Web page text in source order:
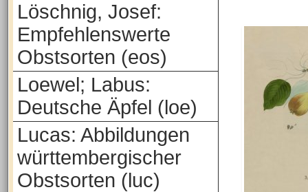
Löschnig, Josef:
Empfehlenswerte
Obstsorten (eos)
Loewel; Labus:
Deutsche Äpfel (loe)
Lucas: Abbildungen
württembergischer
Obstsorten (luc)